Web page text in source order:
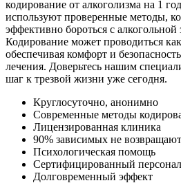
кодирование от алкоголизма на 1
используют проверенные методы,
эффективно бороться с
Кодирование может проводиться
обеспечивая комфорт и
лечения. Доверьтесь нашим
шаг к трезвой жизни уже сегодня.
Круглосуточно, анонимно
Современные методы
Лицензированная клиника
90% зависимых не
Психологическая помощь
Сертифицированный персонал
Долговременный эффект